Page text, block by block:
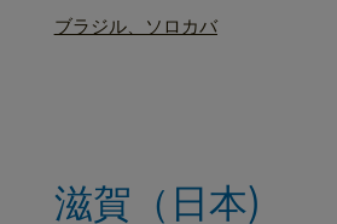
ブラジル、ソロカバ
滋賀（日本)